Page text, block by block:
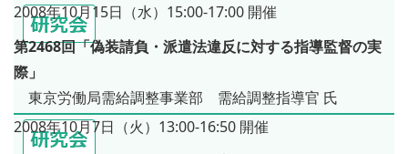
2008年10月15日（水）15:00-17:00 開催
第2468回「偽装請負・派遣法違反に対する指導監督の実
際」
東京労働局需給調整事業部 需給調整指導官 氏
2008年10月7日（火）13:00-16:50 開催